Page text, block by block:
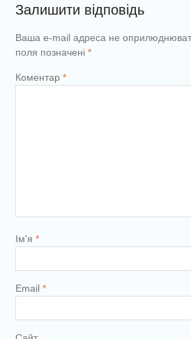
Залишити відповідь
Ваша e-mail адреса не
поля позначені *
Коментар *
Ім'я *
Email *